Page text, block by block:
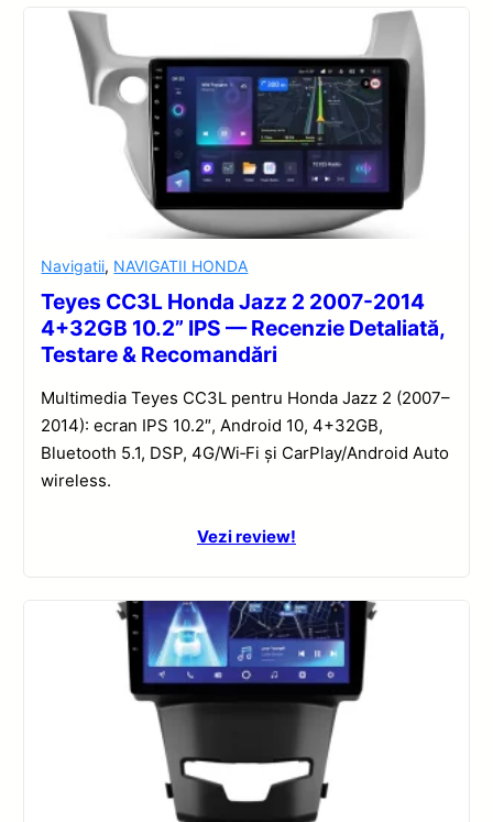
Navigatii, NAVIGATII HONDA
Teyes CC3L Honda Jazz 2 2007-2014
4+32GB 10.2” IPS — Recenzie Detaliată,
Testare & Recomandări
Multimedia Teyes CC3L pentru Honda Jazz 2 (2007–
2014): ecran IPS 10.2″, Android 10, 4+32GB,
Bluetooth 5.1, DSP, 4G/Wi‑Fi și CarPlay/Android Auto
wireless.
Vezi review!